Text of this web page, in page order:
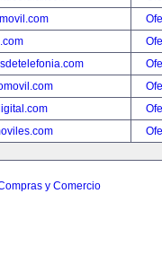
y Comercio